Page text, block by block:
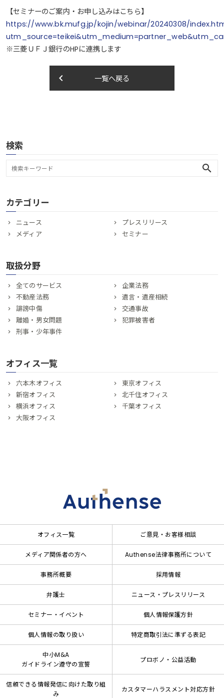
【セミナーのご案内・お申し込みはこちら】
https://www.bk.mufg.jp/kojin/webinar/20240308/
※三菱ＵＦＪ銀行のHPに連携します
一覧へ戻る
keyboard_arrow_left
検索
search
カテゴリー
ニュース
プレスリリース
メディア
セミナー
取扱分野
全てのサービス
企業法務
不動産法務
遺言・遺産相続
誹謗中傷
交通事故
離婚・男女問題
犯罪被害者
刑事・少年事件
オフィス一覧
六本木オフィス
東京オフィス
新宿オフィス
北千住オフィス
横浜オフィス
千葉オフィス
大阪オフィス
オフィス一覧 ご意見・お客様相談
メディア関係者の方へ Authense法律事務所について
事務所概要 採用情報
弁護士 ニュース・プレスリリース
セミナー・イベント 個人情報保護方針
個人情報の取り扱い 特定商取引法に準ずる表記
中小M&A
ガイドライン遵守の宣誓
プロボノ・公益活動
信頼できる情報発信に向けた取り組
み
カスタマーハラスメント対応方針